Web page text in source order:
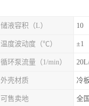
储液容积（L） 10
温度波动度（℃） ±1
循环泵流量（1/min）
外壳材质 冷
可售卖地 全国